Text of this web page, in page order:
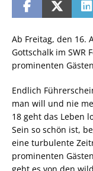
Ab Freitag, den 16.
Gottschalk im SWR
prominenten
Endlich
man will und nie
18 geht das Leben
Sein so schön ist,
eine turbulente
prominenten